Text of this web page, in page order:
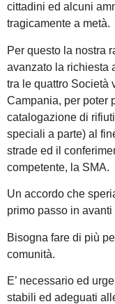
cittadini ed alcuni
tragicamente a metà.
Per questo la nostra
avanzato la richiesta
tra le quattro Società
Campania, per poter
catalogazione di
speciali a parte) al
strade ed il
competente, la SMA.
Un accordo che
primo passo in
Bisogna fare di più
comunità.
E’ necessario ed
stabili ed adeguati